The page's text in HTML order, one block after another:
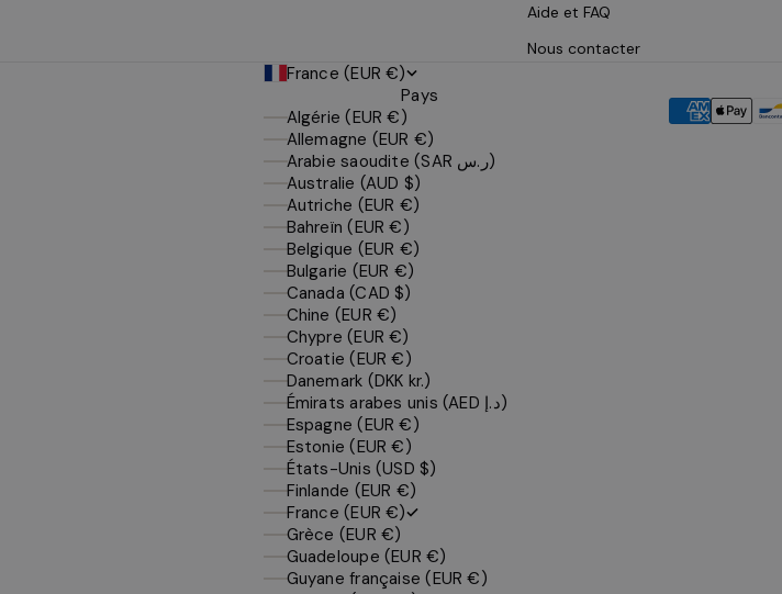
Aide et FAQ
Nous contacter
France (EUR €)
Pays
Algérie (EUR €)
Allemagne (EUR €)
Arabie saoudite (SAR ر.س)
Australie (AUD $)
Autriche (EUR €)
Bahreïn (EUR €)
Belgique (EUR €)
Bulgarie (EUR €)
Canada (CAD $)
Chine (EUR €)
Chypre (EUR €)
Croatie (EUR €)
Danemark (DKK kr.)
Émirats arabes unis (AED د.إ)
Espagne (EUR €)
Estonie (EUR €)
États-Unis (USD $)
Finlande (EUR €)
France (EUR €)
Grèce (EUR €)
Guadeloupe (EUR €)
Guyane française (EUR €)